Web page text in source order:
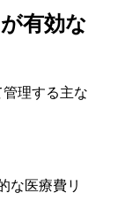
有効な
理する主な
な医療費リ